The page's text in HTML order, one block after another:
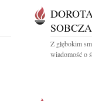
Z głębokim
wiadomość o